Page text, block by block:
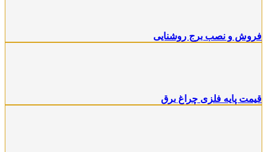
فروش و نصب برج روشنایی
قیمت پایه فلزی چراغ برق